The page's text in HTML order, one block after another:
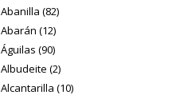
Abanilla (82)
Abarán (12)
Águilas (90)
Albudeite (2)
Alcantarilla (10)